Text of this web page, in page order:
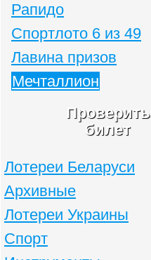
Рапидо
Спортлото 6 из 49
Лавина призов
Мечталлион
Проверить
билет
Лотереи Беларуси
Архивные
Лотереи Украины
Спорт